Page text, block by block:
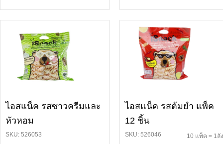
ไอสแน็ค รสซาวครีมและ
หัวหอม
SKU: 526053
ไอสแน็ค รสต้มยำ แพ็ค
12 ชิ้น
SKU: 526046 10 แพ็ค = 1ลัง